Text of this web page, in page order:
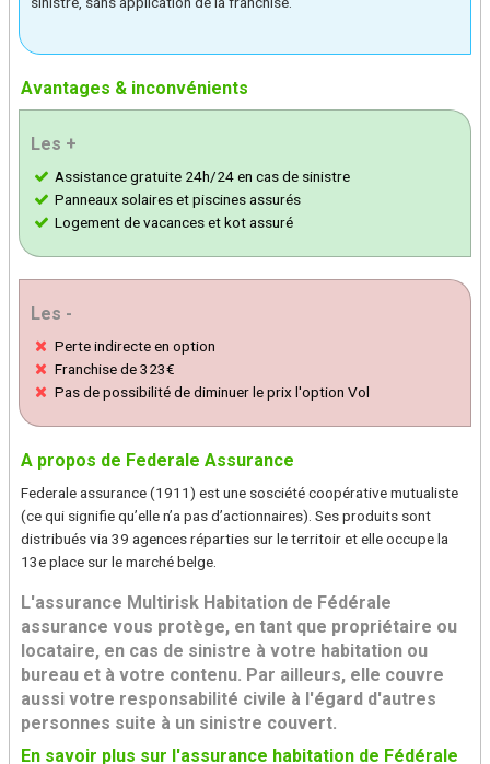
Avantages & inconvénients
Les +
Assistance gratuite 24h/24 en cas de sinistre
Panneaux solaires et piscines assurés
Logement de vacances et kot assuré
Les -
Perte indirecte en option
Franchise de 323€
Pas de possibilité de diminuer le prix l'option Vol
A propos de Federale Assurance
Federale assurance (1911) est une sosciété coopérative mutualiste
(ce qui signifie qu’elle n’a pas d’actionnaires). Ses produits sont
distribués via 39 agences réparties sur le territoir et elle occupe la
13e place sur le marché belge.
L'assurance Multirisk Habitation de Fédérale
assurance vous protège, en tant que propriétaire ou
locataire, en cas de sinistre à votre habitation ou
bureau et à votre contenu. Par ailleurs, elle couvre
aussi votre responsabilité civile à l'égard d'autres
personnes suite à un sinistre couvert.
En savoir plus sur l'assurance habitation de Fédérale